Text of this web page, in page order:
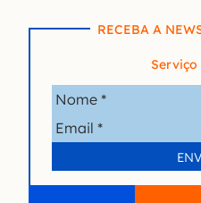
RECEBA A